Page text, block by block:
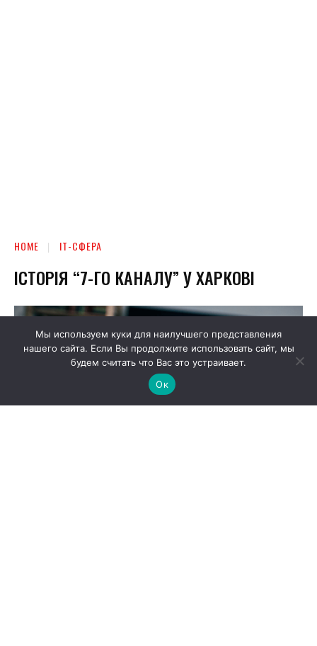
Мы используем куки для наилучшего представления
нашего сайта. Если Вы продолжите использовать сайт, мы
будем считать что Вас это устраивает.
Ок